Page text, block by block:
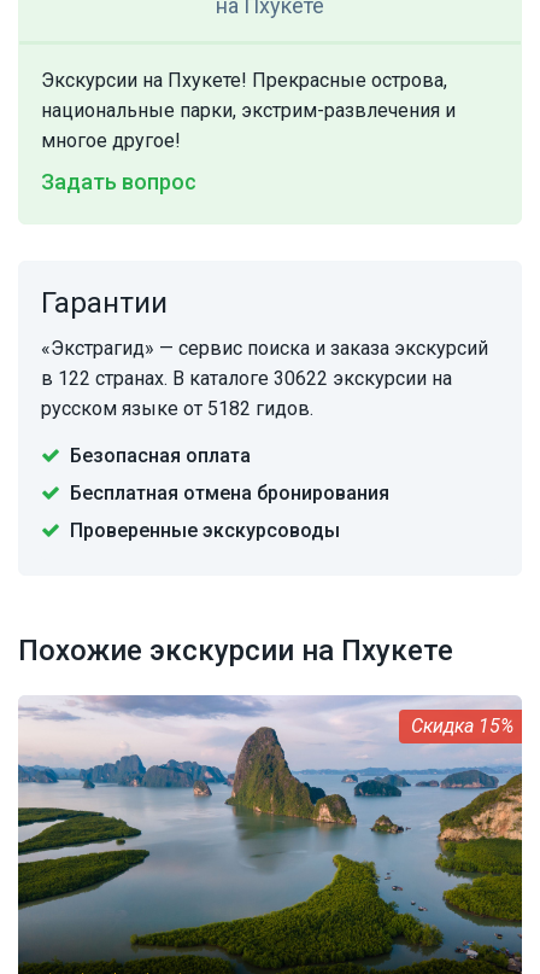
на Пхукете
Экскурсии на Пхукете! Прекрасные острова,
национальные парки, экстрим-развлечения и
многое другое!
Задать вопрос
Гарантии
«Экстрагид» — сервис поиска и заказа экскурсий
в 122 странах. В каталоге 30622 экскурсии на
русском языке от 5182 гидов.
Безопасная оплата
Бесплатная отмена бронирования
Проверенные экскурсоводы
Похожие экскурсии на Пхукете
15%